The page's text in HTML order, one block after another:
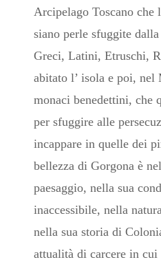
Arcipelago Toscano che
siano perle sfuggite
Greci, Latini, Etruschi,
abitato l’ isola e poi, nel
monaci benedettini, che
per sfuggire alle
incappare in quelle dei
bellezza di Gorgona è
paesaggio, nella sua
inaccessibile, nella
nella sua storia di
attualità di carcere in